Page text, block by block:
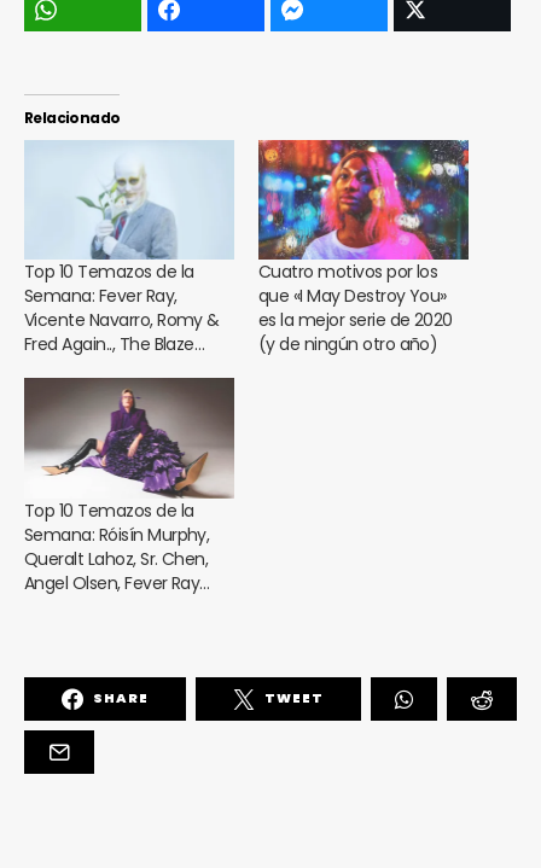
Relacionado
Top 10 Temazos de la
Semana: Fever Ray,
Vicente Navarro, Romy &
Fred Again.., The Blaze…
Cuatro motivos por los
que «I May Destroy You»
es la mejor serie de 2020
(y de ningún otro año)
Top 10 Temazos de la
Semana: Róisín Murphy,
Queralt Lahoz, Sr. Chen,
Angel Olsen, Fever Ray…
SHARE TWEET